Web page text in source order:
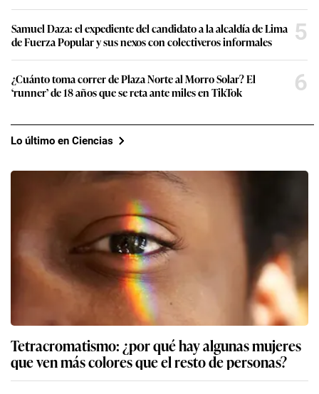
Samuel Daza: el expediente del candidato a la alcaldía de Lima
de Fuerza Popular y sus nexos con colectiveros informales
5
¿Cuánto toma correr de Plaza Norte al Morro Solar? El
‘runner’ de 18 años que se reta ante miles en TikTok
6
Lo último en Ciencias
Tetracromatismo: ¿por qué hay algunas mujeres
que ven más colores que el resto de personas?